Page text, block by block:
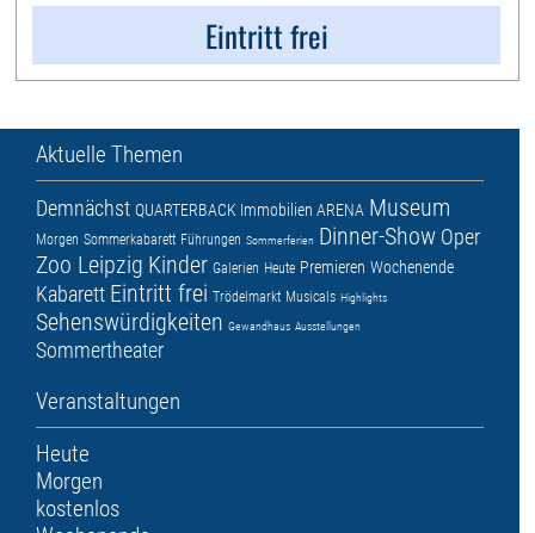
Eintritt frei
Aktuelle Themen
Demnächst QUARTERBACK Immobilien ARENA Museum
Morgen Sommerkabarett Führungen Sommerferien Dinner-Show Oper
Zoo Leipzig Kinder Galerien Heute Premieren Wochenende
Kabarett Eintritt frei Trödelmarkt Musicals Highlights
Sehenswürdigkeiten Gewandhaus Ausstellungen
Sommertheater
Veranstaltungen
Heute
Morgen
kostenlos